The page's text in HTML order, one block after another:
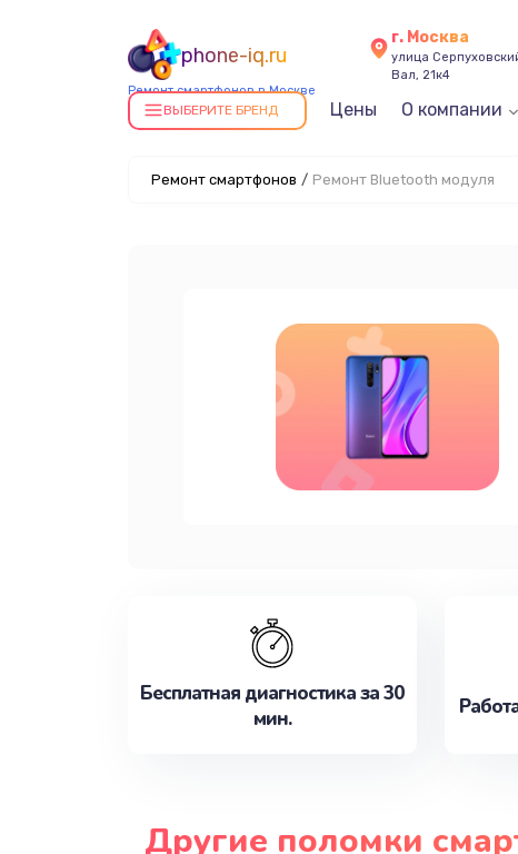
phone-iq.ru
Ремонт смартфонов в Москве
г. Москва
улица
Вал, 21к4
ВЫБЕРИТЕ БРЕНД Цены О компании
Ремонт смартфонов / Ремонт Bluetooth модуля
Бесплатная диагностика за 30
мин.
Другие поломки